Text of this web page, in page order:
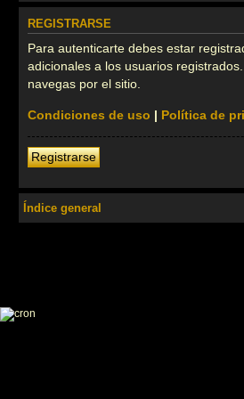
REGISTRARSE
Para autenticarte debes estar
adicionales a los usuarios
navegas por el sitio.
Condiciones de uso | Política de
Registrarse
Índice general